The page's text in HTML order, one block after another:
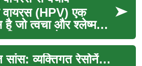
वायरस (HPV) एक
है जो त्वचा और श्लेष्म
करता है। यह
के स्...
HRV-निर्देशित सांस: व्यक्तिगत रेसोनेंस थेरेपी